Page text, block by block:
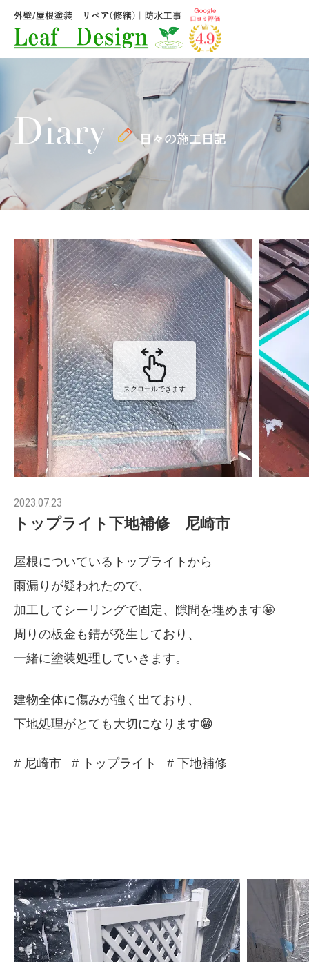
Diary 日々の施工日記
スクロールできます
2023.07.23
トップライト下地補修 尼崎市
屋根についているトップライトから
雨漏りが疑われたので、
加工してシーリングで固定、隙間を埋めます🤩
周りの板金も錆が発生しており、
一緒に塗装処理していきます。
建物全体に傷みが強く出ており、
下地処理がとても大切になります😁
# 尼崎市 # トップライト # 下地補修